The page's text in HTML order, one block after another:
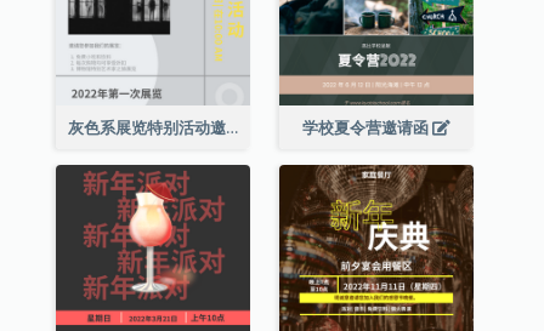
灰色系展览特别活动邀请函 学校夏令营邀请函